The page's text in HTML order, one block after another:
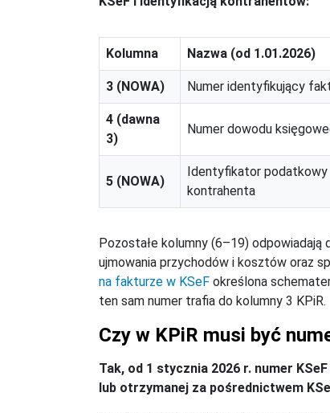
Kolumna Nazwa (od 1.01.2026)
3 (NOWA) Numer identyfikujący
4 (dawna
3)
Numer dowodu
5 (NOWA)
Identyfikator podatkowy
kontrahenta
Pozostałe kolumny (6–19)
ujmowania przychodów i kosztów oraz
na fakturze w KSeF określona
ten sam numer trafia do kolumny 3 KPiR.
Czy w KPiR musi być
Tak, od 1 stycznia 2026 r. numer
lub otrzymanej za pośrednictwem